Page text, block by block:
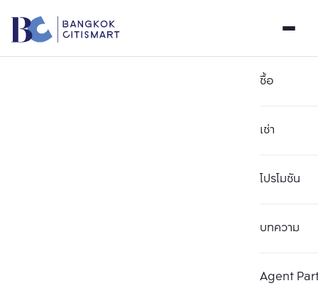
ซื้อ
เช่า
โปรโมชัน
บทความ
Agent